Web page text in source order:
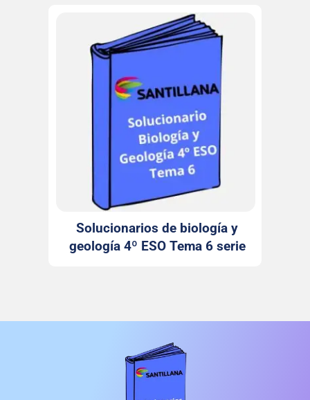
Solucionarios de biología y
geología 4º ESO Tema 6 serie